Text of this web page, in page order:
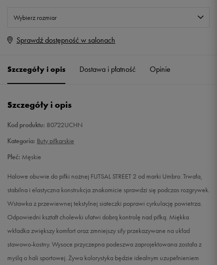
Wybierz rozmiar
Rozmiary EU
42 26,5 cm
42,5
43 27,5 cm Powiadom o dostępności
28,5 cm
28,5 cm Powiadom o dostępności
45 29 cm Powiadom o dostępności
Sprawdź dostępność w salonach
Szczegóły i opis Dostawa i płatność Opinie
Szczegóły i opis
Kod produktu: 80722UCHN
Kategoria: Buty piłkarskie
Płeć: Męskie
Halowe obuwie do piłki nożnej FUTSAL STREET 2 od marki Umbro. Trwała,
stabilna i elastyczna konstrukcja znakomicie sprawdzi się podczas rozgrywek.
Wstawka z przewiewnej tekstylnej siateczki poprawi cyrkulację powietrza.
Odpowiedni kształt cholewki ułatwi dobrą kontrolę nad piłką. Miękka
wkładka zwiększy komfort oraz zmniejszy siły przekazywane na układ
stawowo-kostny. Wysoce przyczepna podeszwa zaprojektowana została z
myślą o hali sportowej. Żywa kolorystyka będzie idealnym uzupełnieniem